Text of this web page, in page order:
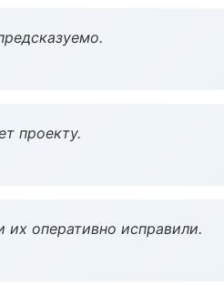
проекту.
их оперативно исправили.